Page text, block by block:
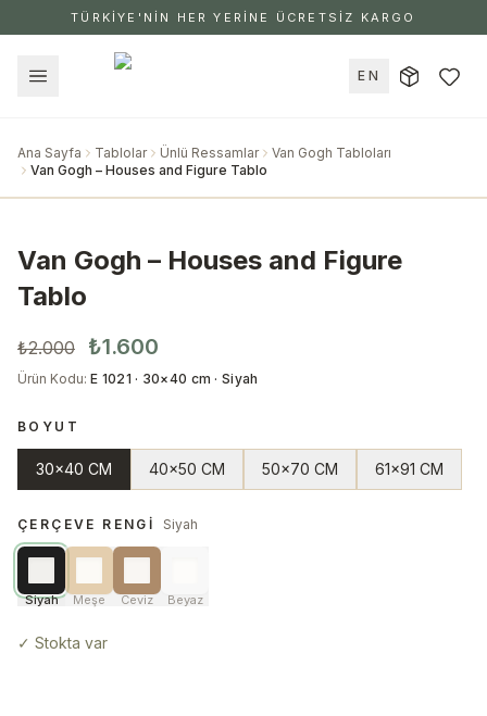
TÜRKİYE'NİN HER YERİNE ÜCRETSİZ KARGO
EN
Ana Sayfa Tablolar Ünlü Ressamlar
Van Gogh Tabloları
Van Gogh – Houses and Figure Tablo
Van Gogh – Houses and Figure
Tablo
₺2.000 ₺1.600
Ürün Kodu: E 1021 · 30×40 cm · Siyah
BOYUT
30x40 CM 40x50 CM 50x70 CM 61x91 CM
ÇERÇEVE RENGI Siyah
Siyah Meşe Ceviz Beyaz
✓ Stokta var